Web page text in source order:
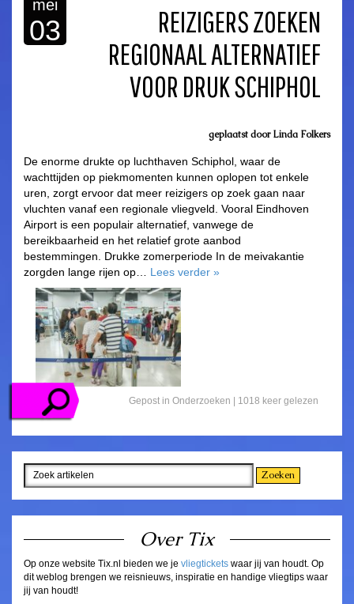
mei
03
REIZIGERS ZOEKEN
REGIONAAL ALTERNATIEF
VOOR DRUK SCHIPHOL
geplaatst doorLinda Folkers
De enorme drukte op luchthaven Schiphol, waar de
wachttijden op piekmomenten kunnen oplopen tot enkele
uren, zorgt ervoor dat meer reizigers op zoek gaan naar
vluchten vanaf een regionale vliegveld. Vooral Eindhoven
Airport is een populair alternatief, vanwege de
bereikbaarheid en het relatief grote aanbod
bestemmingen. Drukke zomerperiode In de meivakantie
zorgden lange rijen op… Lees verder »
Gepost in Onderzoeken | 1018 keer gelezen
Over Tix
Op onze website Tix.nl bieden we je vliegtickets waar jij van houdt. Op
dit weblog brengen we reisnieuws, inspiratie en handige vliegtips waar
jij van houdt!